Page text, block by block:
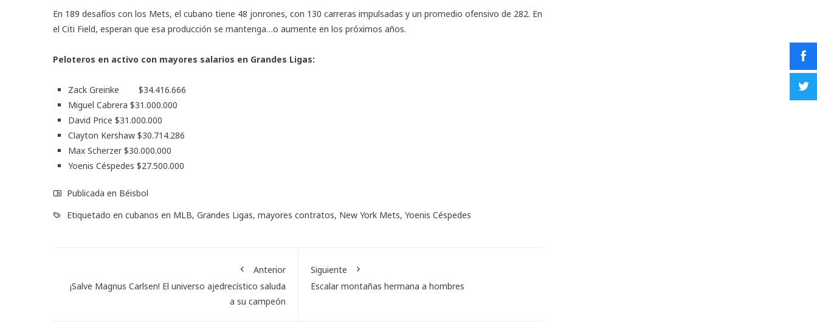
En 189 desafíos con los Mets, el cubano tiene 48 jonrones, con 130 carreras impulsadas y un promedio ofensivo de 282. En
el Citi Field, esperan que esa producción se mantenga…o aumente en los próximos años.
Peloteros en activo con mayores salarios en Grandes Ligas:
Zack Greinke $34.416.666
Miguel Cabrera $31.000.000
David Price $31.000.000
Clayton Kershaw $30.714.286
Max Scherzer $30.000.000
Yoenis Céspedes $27.500.000
Publicada en Béisbol
Etiquetado en cubanos en MLB, Grandes Ligas, mayores contratos, New York Mets, Yoenis Céspedes
Anterior
¡Salve Magnus Carlsen! El universo ajedrecístico saluda
a su campeón
Siguiente
Escalar montañas hermana a hombres